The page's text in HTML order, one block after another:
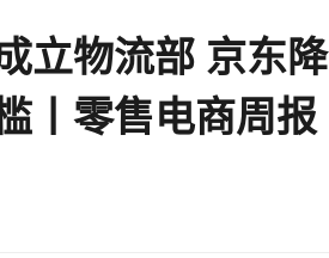
立物流部 京东降
丨零售电商周报